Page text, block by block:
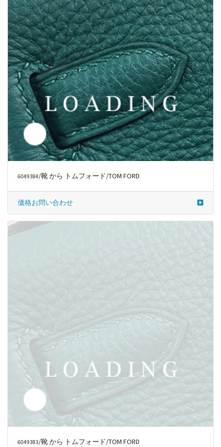
価格お問い合わせ
6049386 /靴 から トムフォード/TOM FORD
価格お問い合わせ